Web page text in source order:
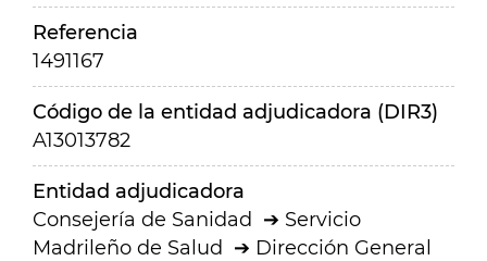
Referencia
1491167
Código de la entidad adjudicadora (DIR3)
A13013782
Entidad adjudicadora
Consejería de Sanidad
Servicio
Madrileño de Salud
Dirección General